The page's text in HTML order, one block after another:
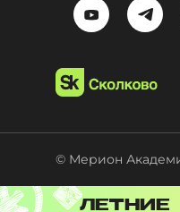
ЛЕТНИЕ
© Мерион